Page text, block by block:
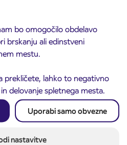
bo omogočilo obdelavo
brskanju ali edinstveni
mestu.
prekličete, lahko to negativno
delovanje spletnega mesta.
Uporabi samo obvezne
nastavitve